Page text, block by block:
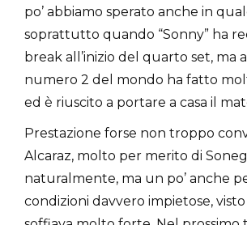
po’ abbiamo sperato anche in
soprattutto quando “Sonny” ha
break all’inizio del quarto set, ma
numero 2 del mondo ha fatto
ed è riuscito a portare a casa il
Prestazione forse non troppo
Alcaraz, molto per merito di
naturalmente, ma un po’ anche
condizioni davvero impietose,